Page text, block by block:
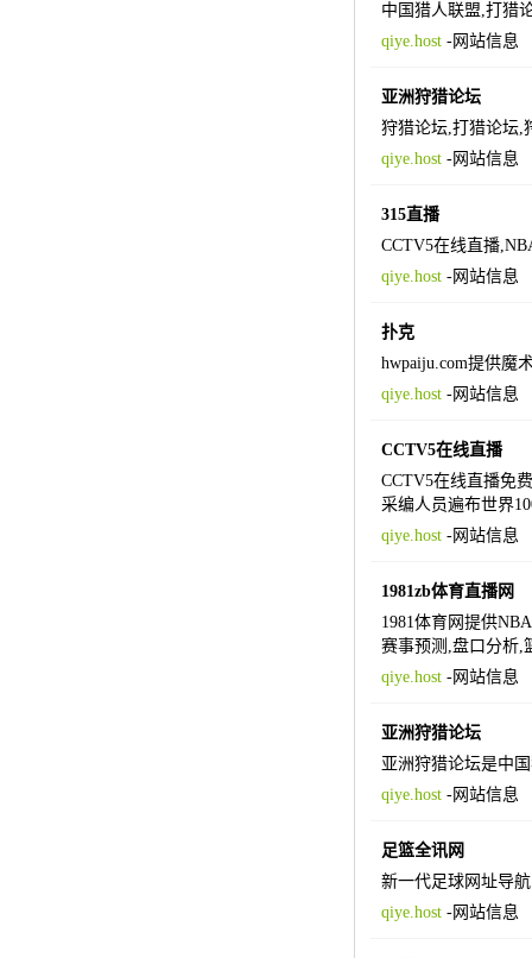
中国猎人联盟,打猎
qiye.host-网站信息
亚洲狩猎论坛
狩猎论坛,打猎论坛,
qiye.host-网站信息
315直播
CCTV5在线直播
qiye.host-网站信息
扑克
hwpaiju.com提供魔
qiye.host-网站信息
CCTV5在线直播
CCTV5在线直播免
采编人员遍布世界
qiye.host-网站信息
1981zb体育直播网
1981体育网提供
赛事预测,盘口分析,
qiye.host-网站信息
亚洲狩猎论坛
亚洲狩猎论坛是中
qiye.host-网站信息
足篮全讯网
新一代足球网址导
qiye.host-网站信息